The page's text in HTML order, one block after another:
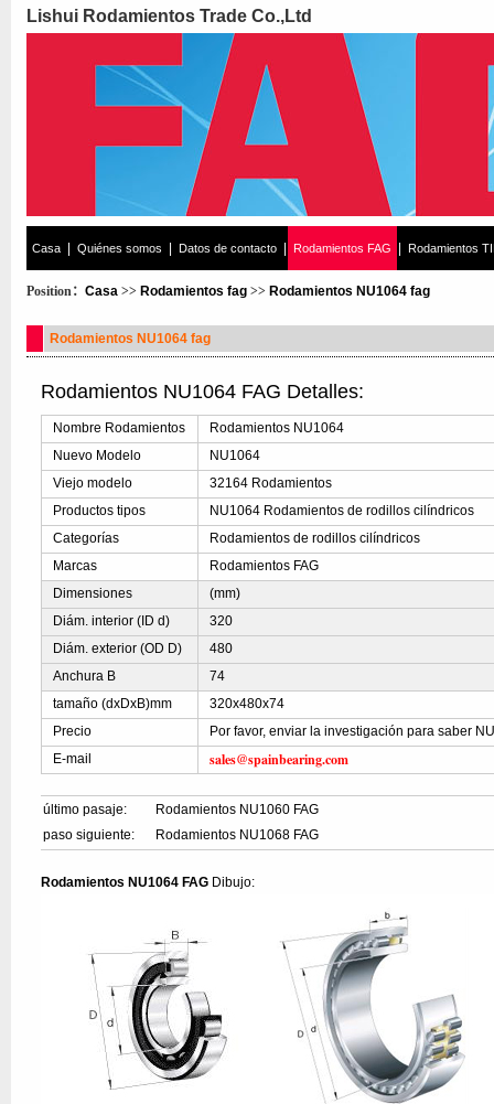
Lishui Rodamientos Trade Co.,Ltd
Casa Quiénes somos Datos de contacto Rodamientos FAG Rodamientos
Position： Casa >> Rodamientos fag >> Rodamientos NU1064 fag
Rodamientos NU1064 fag
Rodamientos NU1064 FAG Detalles:
Nombre Rodamientos
Rodamientos NU1064
Nuevo Modelo
NU1064
Viejo modelo
32164 Rodamientos
Productos tipos
NU1064 Rodamientos de rodillos cilíndricos
Categorías
Rodamientos de rodillos cilíndricos
Marcas
Rodamientos FAG
Dimensiones
(mm)
Diám. interior (ID d)
320
Diám. exterior (OD D)
480
Anchura B
74
tamaño (dxDxB)mm
320x480x74
Precio
Por favor, enviar la investigación para saber
E-mail
sales@spainbearing.com
último pasaje:
Rodamientos NU1060 FAG
paso siguiente:
Rodamientos NU1068 FAG
Rodamientos NU1064 FAG Dibujo: